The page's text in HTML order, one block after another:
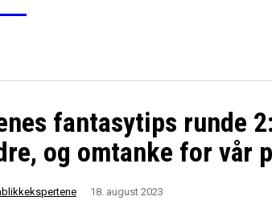
fantasytips runde
og omtanke for vår
18. august 2023